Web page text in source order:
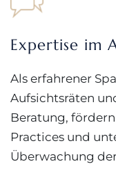
Expertise im
Als erfahrener
Aufsichtsräten
Beratung,
Practices und
Überwachung